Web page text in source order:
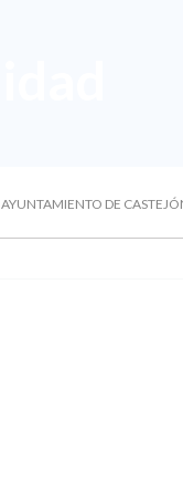
AYUNTAMIENTO DE